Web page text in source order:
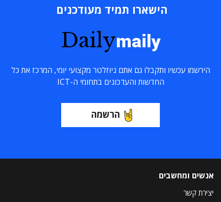
הישארו תמיד מעודכנים
Dailymaily
הירשמו עכשיו ותקבלו גם אתם ניוזלטר מקצועי יומי, המרכז את כל
החדשות והעדכונים בתחומי ה-ICT
הרשמה
אנשים ומחשבים
יצירת קשר